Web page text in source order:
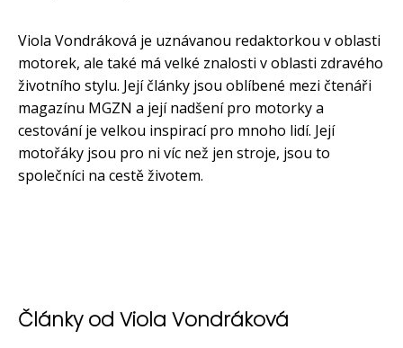
Viola Vondráková je uznávanou redaktorkou v oblasti
motorek, ale také má velké znalosti v oblasti zdravého
životního stylu. Její články jsou oblíbené mezi čtenáři
magazínu MGZN a její nadšení pro motorky a
cestování je velkou inspirací pro mnoho lidí. Její
motořáky jsou pro ni víc než jen stroje, jsou to
společníci na cestě životem.
Články od Viola Vondráková